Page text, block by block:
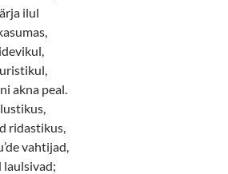
ilul
akna peal.
ridastikus,
vahtijad,
laulsivad;